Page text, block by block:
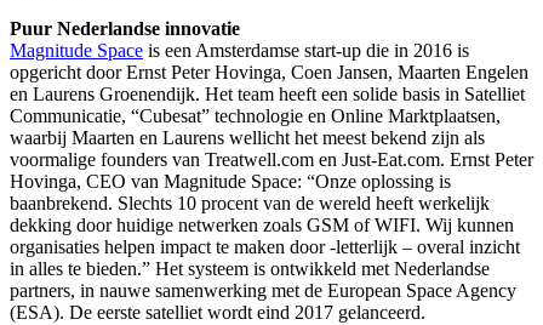
Puur Nederlandse innovatie
Magnitude Space is een Amsterdamse start-up die in 2016 is
opgericht door Ernst Peter Hovinga, Coen Jansen, Maarten Engelen
en Laurens Groenendijk. Het team heeft een solide basis in Satelliet
Communicatie, “Cubesat” technologie en Online Marktplaatsen,
waarbij Maarten en Laurens wellicht het meest bekend zijn als
voormalige founders van Treatwell.com en Just-Eat.com. Ernst Peter
Hovinga, CEO van Magnitude Space: “Onze oplossing is
baanbrekend. Slechts 10 procent van de wereld heeft werkelijk
dekking door huidige netwerken zoals GSM of WIFI. Wij kunnen
organisaties helpen impact te maken door -letterlijk – overal inzicht
in alles te bieden.” Het systeem is ontwikkeld met Nederlandse
partners, in nauwe samenwerking met de European Space Agency
(ESA). De eerste satelliet wordt eind 2017 gelanceerd.